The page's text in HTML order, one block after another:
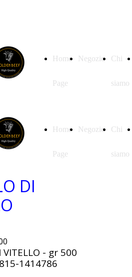
Home
Page
Negozio Chi
siamo
Home
Page
Negozio Chi
siamo
DI
VITELLO - gr 500
1414786